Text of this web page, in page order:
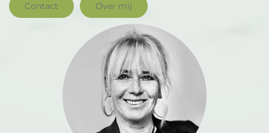
Contact Over mij